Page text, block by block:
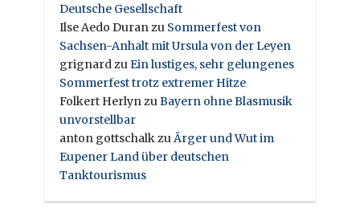
Deutsche Gesellschaft
Ilse Aedo Duranzu Sommerfest von
Sachsen-Anhalt mit Ursula von der Leyen
grignardzuEin lustiges, sehr gelungenes
Sommerfest trotz extremer Hitze
Folkert HerlynzuBayern ohne Blasmusik
unvorstellbar
anton gottschalkzuÄrger und Wut im
Eupener Land über deutschen
Tanktourismus